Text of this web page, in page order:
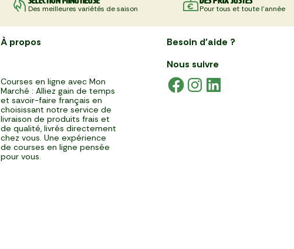
Des meilleures variétés de saison Pour tous et toute l'année
À propos
Courses en ligne avec Mon
Marché : Alliez gain de temps
et savoir-faire français en
choisissant notre service de
livraison de produits frais et
de qualité, livrés directement
chez vous. Une expérience
de courses en ligne pensée
pour vous.
Besoin d'aide ?
Nous suivre